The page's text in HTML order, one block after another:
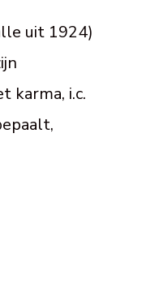
uit 1924)
karma, i.c.